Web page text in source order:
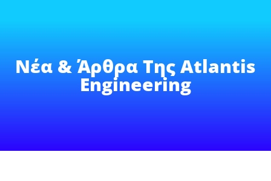
Νέα & Άρθρα Της Atlantis
Engineering